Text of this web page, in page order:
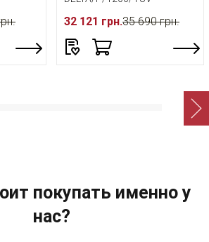
32 121 грн.35 690 грн.
покупать именно у
нас?